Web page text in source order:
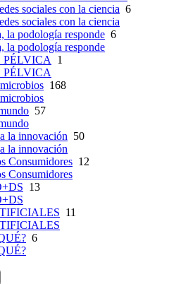
sociales con la ciencia 6
sociales con la ciencia
la podología responde 6
la podología responde
1
168
57
la innovación 50
la innovación
Consumidores 12
Consumidores
13
11
6